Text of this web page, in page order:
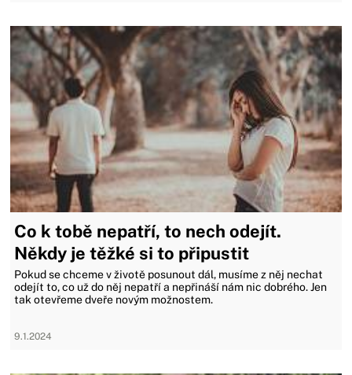
Co k tobě nepatří, to nech odejít.
Někdy je těžké si to připustit
Pokud se chceme v životě posunout dál, musíme z něj nechat
odejít to, co už do něj nepatří a nepřináší nám nic dobrého. Jen
tak otevřeme dveře novým možnostem.
9.1.2024